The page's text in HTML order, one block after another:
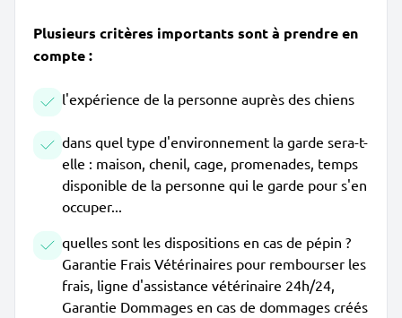
Plusieurs critères importants sont à prendre en
compte :
l'expérience de la personne auprès des chiens
dans quel type d'environnement la garde sera-t-
elle : maison, chenil, cage, promenades, temps
disponible de la personne qui le garde pour s'en
occuper...
quelles sont les dispositions en cas de pépin ?
Garantie Frais Vétérinaires pour rembourser les
frais, ligne d'assistance vétérinaire 24h/24,
Garantie Dommages en cas de dommages créés